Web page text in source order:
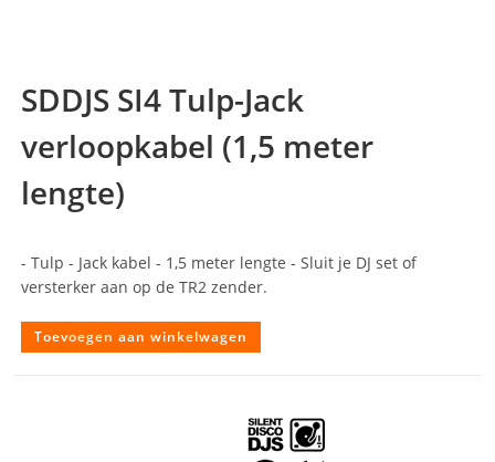
SDDJS SI4 Tulp-Jack
verloopkabel (1,5 meter
lengte)
- Tulp - Jack kabel - 1,5 meter lengte - Sluit je DJ set of
versterker aan op de TR2 zender.
Toevoegen aan winkelwagen